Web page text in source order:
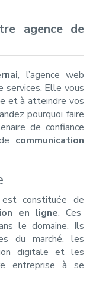
agence de
, l’agence web
services. Elle vous
et à atteindre vos
pourquoi faire
de confiance
communication
est constituée de
en ligne. Ces
le domaine. Ils
du marché, les
digitale et les
entreprise à se